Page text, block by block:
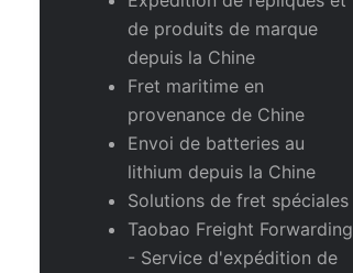
de produits de marque
depuis la Chine
Fret maritime en
provenance de Chine
Envoi de batteries au
lithium depuis la Chine
Solutions de fret spéciales
Taobao Freight Forwarding
- Service d'expédition de